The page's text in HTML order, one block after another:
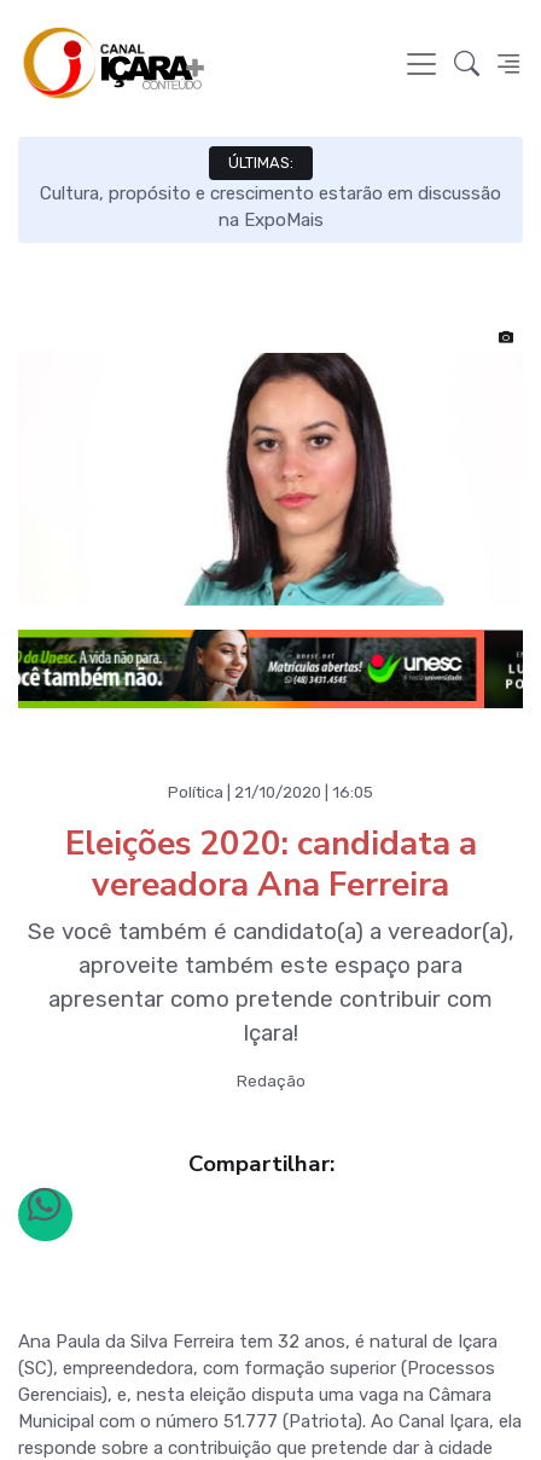
ÚLTIMAS:
Cultura, propósito e crescimento estarão em discussão
na ExpoMais
Política | 21/10/2020 | 16:05
Eleições 2020: candidata a
vereadora Ana Ferreira
Se você também é candidato(a) a vereador(a),
aproveite também este espaço para
apresentar como pretende contribuir com
Içara!
Redação
Compartilhar:
Ana Paula da Silva Ferreira tem 32 anos, é natural de Içara
(SC), empreendedora, com formação superior (Processos
Gerenciais), e, nesta eleição disputa uma vaga na Câmara
Municipal com o número 51.777 (Patriota). Ao Canal Içara, ela
responde sobre a contribuição que pretende dar à cidade